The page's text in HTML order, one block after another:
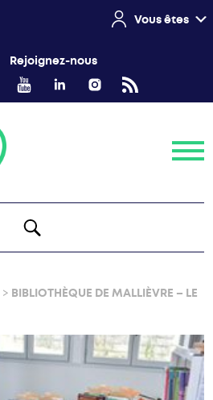
Vous êtes
Rejoignez-nous
Menu
> BIBLIOTHÈQUE DE MALLIÈVRE – LE